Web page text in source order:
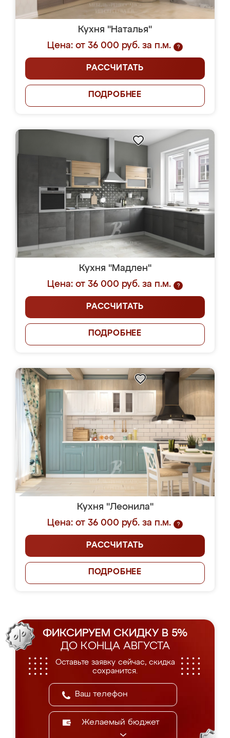
Кухня "Наталья"
Цена: от 36 000 руб. за п.м.
?
РАССЧИТАТЬ
ПОДРОБНЕЕ
Кухня "Мадлен"
Цена: от 36 000 руб. за п.м.
?
РАССЧИТАТЬ
ПОДРОБНЕЕ
Кухня "Леонила"
Цена: от 36 000 руб. за п.м.
?
РАССЧИТАТЬ
ПОДРОБНЕЕ
ФИКСИРУЕМ СКИДКУ В 5%
ДО КОНЦА АВГУСТА
Оставьте заявку сейчас, скидка
сохранится.
Желаемый бюджет